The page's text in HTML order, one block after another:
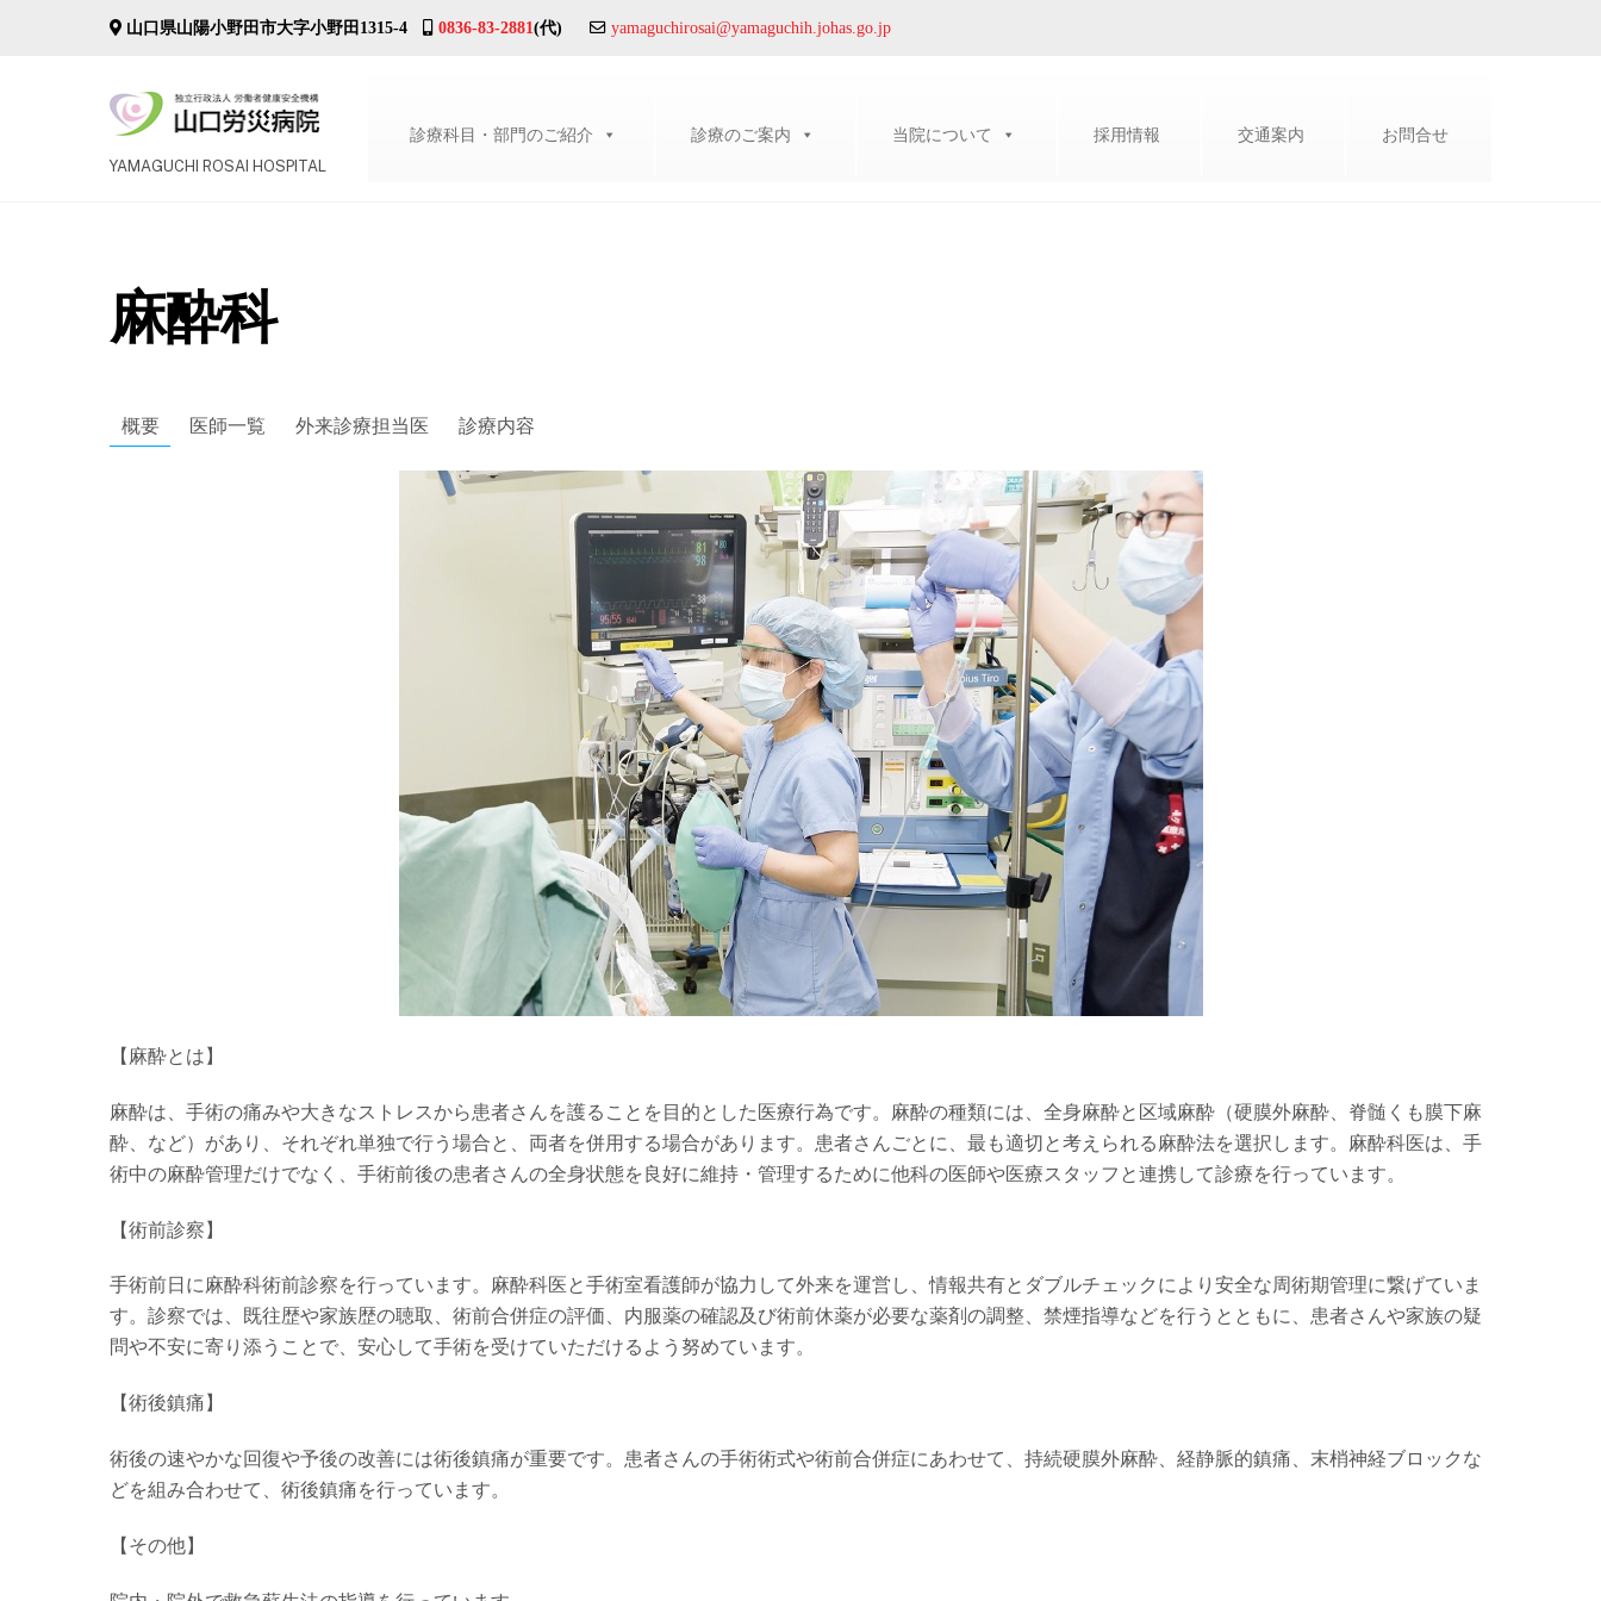
山口県山陽小野田市大字小野田1315-4 0836-83-2881 (代) yamaguchirosai@yamaguchih.johas.go.jp
YAMAGUCHI ROSAI HOSPITAL
診療科目・部門のご紹介 診療のご案内 当院について 採用情報 交通案内 お問合せ
麻酔科
概要 医師一覧 外来診療担当医 診療内容
【麻酔とは】
麻酔は、手術の痛みや大きなストレスから患者さんを護ることを目的とした医療行為です。麻酔の種類には、全身麻酔と区域麻酔（硬膜外麻酔、脊髄くも膜下麻
酔、など）があり、それぞれ単独で行う場合と、両者を併用する場合があります。患者さんごとに、最も適切と考えられる麻酔法を選択します。麻酔科医は、手
術中の麻酔管理だけでなく、手術前後の患者さんの全身状態を良好に維持・管理するために他科の医師や医療スタッフと連携して診療を行っています。
【術前診察】
手術前日に麻酔科術前診察を行っています。麻酔科医と手術室看護師が協力して外来を運営し、情報共有とダブルチェックにより安全な周術期管理に繋げていま
す。診察では、既往歴や家族歴の聴取、術前合併症の評価、内服薬の確認及び術前休薬が必要な薬剤の調整、禁煙指導などを行うとともに、患者さんや家族の疑
問や不安に寄り添うことで、安心して手術を受けていただけるよう努めています。
【術後鎮痛】
術後の速やかな回復や予後の改善には術後鎮痛が重要です。患者さんの手術術式や術前合併症にあわせて、持続硬膜外麻酔、経静脈的鎮痛、末梢神経ブロックな
どを組み合わせて、術後鎮痛を行っています。
【その他】